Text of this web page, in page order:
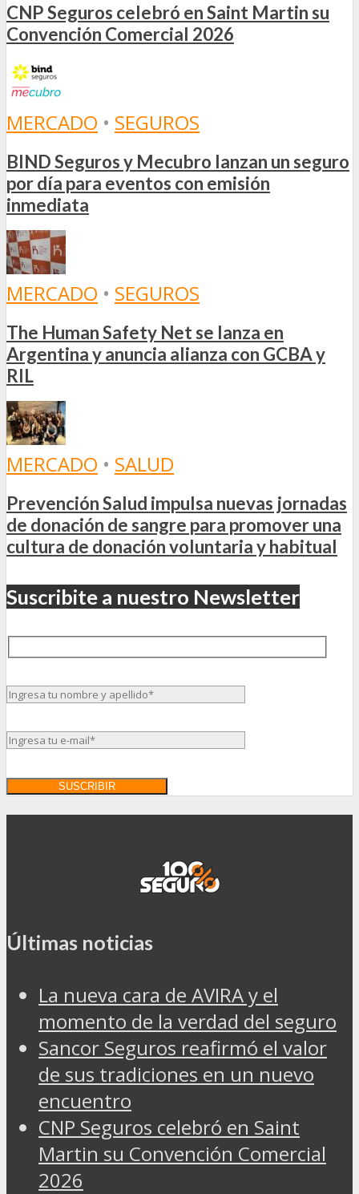
CNP Seguros celebró en Saint Martin su
Convención Comercial 2026
MERCADO • SEGUROS
BIND Seguros y Mecubro lanzan un seguro
por día para eventos con emisión
inmediata
MERCADO • SEGUROS
The Human Safety Net se lanza en
Argentina y anuncia alianza con GCBA y
RIL
MERCADO • SALUD
Prevención Salud impulsa nuevas jornadas
de donación de sangre para promover una
cultura de donación voluntaria y habitual
Suscribite a nuestro Newsletter
Últimas noticias
La nueva cara de AVIRA y el
momento de la verdad del seguro
Sancor Seguros reafirmó el valor
de sus tradiciones en un nuevo
encuentro
CNP Seguros celebró en Saint
Martin su Convención Comercial
2026